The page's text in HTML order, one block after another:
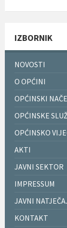
IZBORNIK
NOVOSTI
O OPĆINI
OPĆINSKI
OPĆINSKE
OPĆINSKO
AKTI
JAVNI SEKTOR
IMPRESSUM
JAVNI
KONTAKT